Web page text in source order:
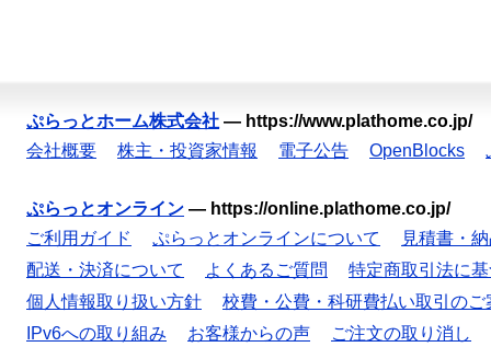
ぷらっとホーム株式会社 — https://www.plathome.co.jp/
会社概要
株主・投資家情報 電子公告 OpenBlocks
ぷらっとオンライン — https://online.plathome.co.jp/
ご利用ガイド
ぷらっとオンラインについて
見積書・
配送・決済について
よくあるご質問
特定商取引法に
個人情報取り扱い方針
校費・公費・科研費払い取引のご
IPv6への取り組み
お客様からの声 ご注文の取り消し